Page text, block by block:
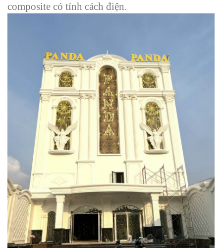
composite có tính cách điện.